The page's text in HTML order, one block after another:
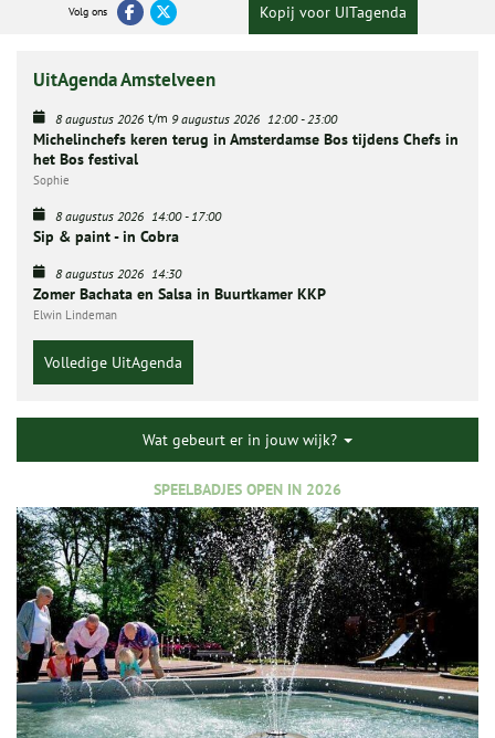
Volg ons Kopij voor UITagenda
UitAgenda Amstelveen
8 augustus 2026 t/m 9 augustus 2026 12:00- 23:00
Michelinchefs keren terug in Amsterdamse Bos tijdens Chefs in
het Bos festival
Sophie
8 augustus 2026 14:00- 17:00
Sip & paint - in Cobra
8 augustus 2026 14:30
Zomer Bachata en Salsa in Buurtkamer KKP
Elwin Lindeman
Volledige UitAgenda
Wat gebeurt er in jouw wijk?
SPEELBADJES OPEN IN 2026